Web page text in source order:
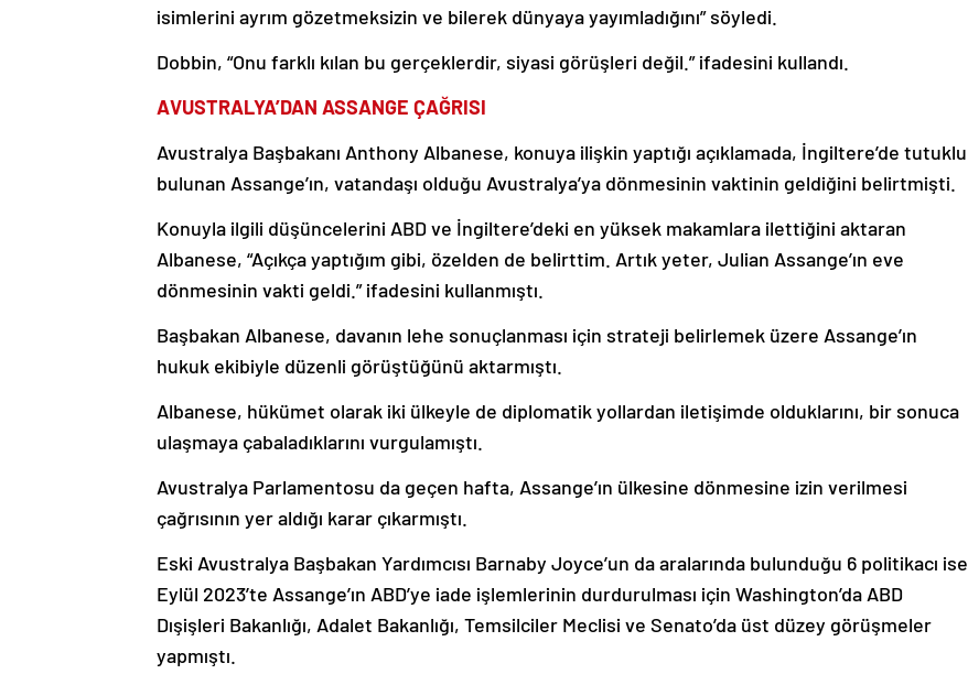
isimlerini ayrım gözetmeksizin ve bilerek dünyaya yayımladığını” söyledi.
Dobbin, “Onu farklı kılan bu gerçeklerdir, siyasi görüşleri değil.” ifadesini kullandı.
AVUSTRALYA’DAN ASSANGE ÇAĞRISI
Avustralya Başbakanı Anthony Albanese, konuya ilişkin yaptığı açıklamada, İngiltere’de tutuklu
bulunan Assange’ın, vatandaşı olduğu Avustralya’ya dönmesinin vaktinin geldiğini belirtmişti.
Konuyla ilgili düşüncelerini ABD ve İngiltere’deki en yüksek makamlara ilettiğini aktaran
Albanese, “Açıkça yaptığım gibi, özelden de belirttim. Artık yeter, Julian Assange’ın eve
dönmesinin vakti geldi.” ifadesini kullanmıştı.
Başbakan Albanese, davanın lehe sonuçlanması için strateji belirlemek üzere Assange’ın
hukuk ekibiyle düzenli görüştüğünü aktarmıştı.
Albanese, hükümet olarak iki ülkeyle de diplomatik yollardan iletişimde olduklarını, bir sonuca
ulaşmaya çabaladıklarını vurgulamıştı.
Avustralya Parlamentosu da geçen hafta, Assange’ın ülkesine dönmesine izin verilmesi
çağrısının yer aldığı karar çıkarmıştı.
Eski Avustralya Başbakan Yardımcısı Barnaby Joyce’un da aralarında bulunduğu 6 politikacı ise
Eylül 2023’te Assange’ın ABD’ye iade işlemlerinin durdurulması için Washington’da ABD
Dışişleri Bakanlığı, Adalet Bakanlığı, Temsilciler Meclisi ve Senato’da üst düzey görüşmeler
yapmıştı.